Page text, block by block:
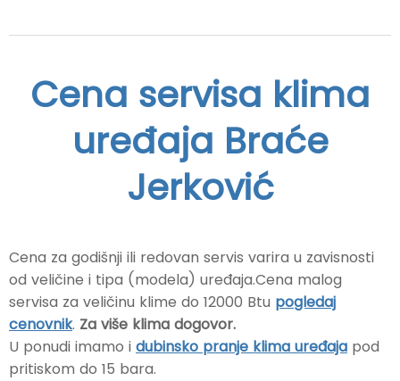
Cena servisa klima
uređaja Braće
Jerković
Cena za godišnji ili redovan servis varira u zavisnosti
od veličine i tipa (modela) uređaja.Cena malog
servisa za veličinu klime do 12000 Btu pogledaj
cenovnik. Za više klima dogovor.
U ponudi imamo i dubinsko pranje klima uređaja pod
pritiskom do 15 bara.